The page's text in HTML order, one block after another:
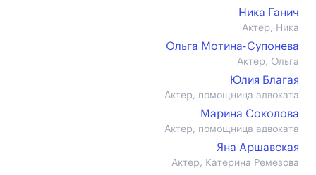
Ника Ганич
Актер, Ника
Ольга Мотина-Супонева
Актер, Ольга
Юлия Благая
Актер, помощница адвоката
Марина Соколова
Актер, помощница адвоката
Яна Аршавская
Актер, Катерина Ремезова